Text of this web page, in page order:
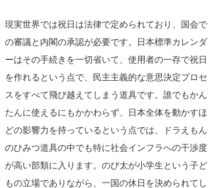
現実世界では祝日は法律で定められており、国会で
の審議と内閣の承認が必要です。日本標準カレンダ
ーはその手続きを一切省いて、使用者の一存で祝日
を作れるという点で、民主主義的な意思決定プロセ
スをすべて飛び越えてしまう道具です。誰でもかん
たんに使えるにもかかわらず、日本全体を動かすほ
どの影響力を持っているという点では、ドラえもん
のひみつ道具の中でも特に社会インフラへの干渉度
が高い部類に入ります。のび太が小学生という子ど
もの立場でありながら、一国の休日を決められてし